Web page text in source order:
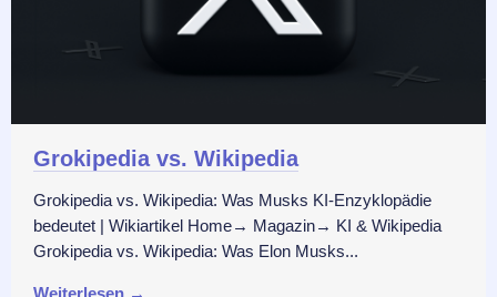
Grokipedia vs. Wikipedia
Grokipedia vs. Wikipedia: Was Musks KI-Enzyklopädie
bedeutet | Wikiartikel Home→ Magazin→ KI & Wikipedia
Grokipedia vs. Wikipedia: Was Elon Musks...